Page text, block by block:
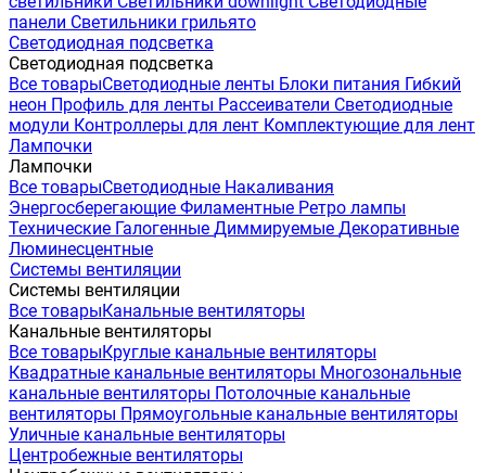
панели Светильники грильято
Светодиодная подсветка
Светодиодная подсветка
Все товарыСветодиодные ленты Блоки питания Гибкий
неон Профиль для ленты Рассеиватели Светодиодные
модули Контроллеры для лент Комплектующие для лент
Лампочки
Лампочки
Все товарыСветодиодные Накаливания
Энергосберегающие Филаментные Ретро лампы
Технические Галогенные Диммируемые Декоративные
Люминесцентные
Системы вентиляции
Системы вентиляции
Все товарыКанальные вентиляторы
Канальные вентиляторы
Все товарыКруглые канальные вентиляторы
Квадратные канальные вентиляторы Многозональные
канальные вентиляторы Потолочные канальные
вентиляторы Прямоугольные канальные вентиляторы
Уличные канальные вентиляторы
Центробежные вентиляторы